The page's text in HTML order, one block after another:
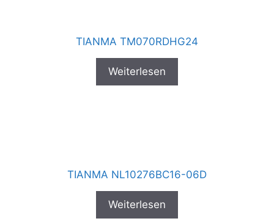
TIANMA TM070RDHG24
Weiterlesen
TIANMA NL10276BC16-06D
Weiterlesen